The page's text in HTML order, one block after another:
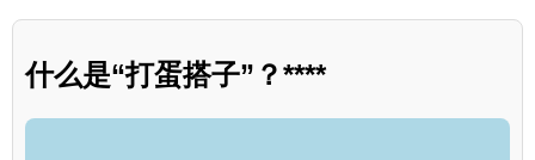
什么是“打蛋搭子”？****